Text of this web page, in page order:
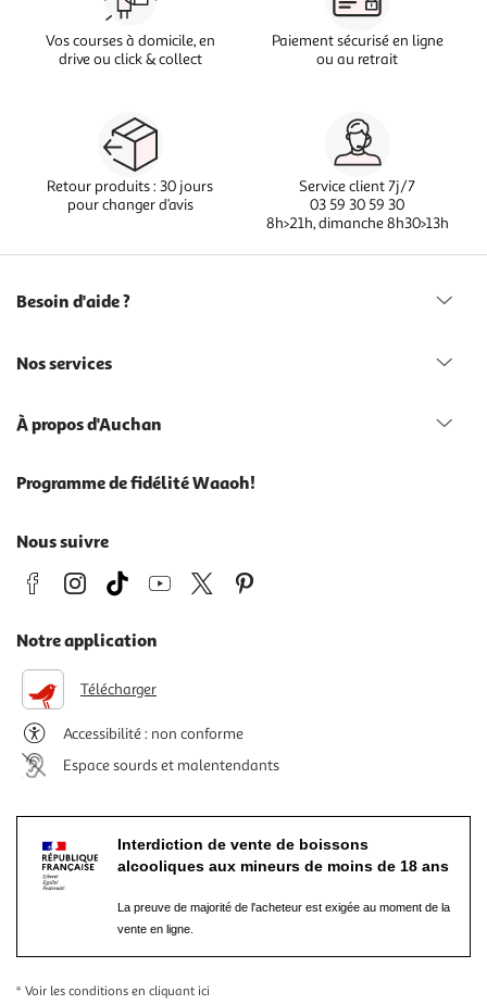
Vos courses à domicile, en
drive ou click & collect
Paiement sécurisé en ligne
ou au retrait
Retour produits : 30 jours
pour changer d’avis
Service client 7j/7
03 59 30 59 30
8h>21h, dimanche 8h30>13h
Besoin d'aide ?
Nos services
À propos d'Auchan
Programme de fidélité Waaoh!
Nous suivre
Notre application
Télécharger
Accessibilité : non conforme
Espace sourds et malentendants
Interdiction de vente de boissons
alcooliques aux mineurs de moins de 18 ans
La preuve de majorité de l'acheteur est exigée au moment de la
vente en ligne.
* Voir les conditions en cliquant ici